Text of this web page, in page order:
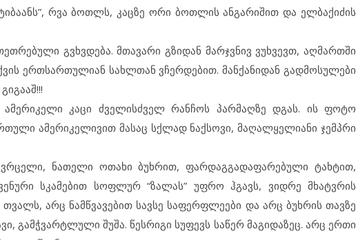
რვა ბოთლს, კაცზე ორი ბოთლის ანგარიშით და ელბაქიძის
გვხვდება. მთავარი გზიდან მარჯვნივ ვუხვევთ, აღმართში
ერთსართულიან სახლთან ვჩერდებით. მანქანიდან გადმოსულები
კაცი ძველისძველ რანჩოს პარმაღზე დგას. ის ფოტო
ამერიკელივით მასაც სქლად ნაქსოვი, მაღალყელიანი ჯემპრი
ნათელი ოთახი ბუხრით, ფარდაგგადაფარებული ტახტით,
სკამებით სოფლურ “ზალას” უფრო ჰგავს, ვიდრე მხატვრის
არც ნამწვავებით სავსე საფერფლეები და არც ბუხრის თავზე
გამჭვარტლული შუშა. წესრიგი სუფევს საწერ მაგიდაზეც. არც ერთი